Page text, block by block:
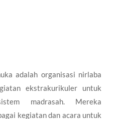
adalah organisasi nirlaba
ekstrakurikuler untuk
madrasah. Mereka
kegiatan dan acara untuk